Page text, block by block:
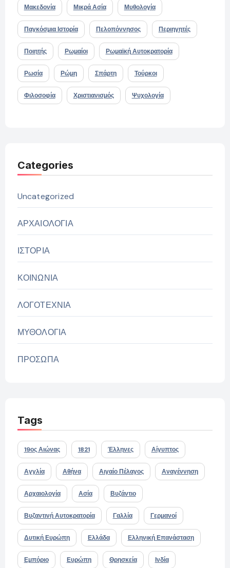
Μακεδονία Μικρά Ασία Μυθολογία
Παγκόσμια Ιστορία Πελοπόννησος Περιηγητές
Ποιητής Ρωμαίοι Ρωμαϊκή Αυτοκρατορία
Ρωσία Ρώμη Σπάρτη Τούρκοι
Φιλοσοφία Χριστιανισμός Ψυχολογία
Categories
Uncategorized
ΑΡΧΑΙΟΛΟΓΙΑ
ΙΣΤΟΡΙΑ
ΚΟΙΝΩΝΙΑ
ΛΟΓΟΤΕΧΝΙΑ
ΜΥΘΟΛΟΓΙΑ
ΠΡΟΣΩΠΑ
Tags
19ος Αιώνας 1821 Έλληνες Αίγυπτος
Αγγλία Αθήνα Αιγαίο Πέλαγος Αναγέννηση
Αρχαιολογία Ασία Βυζάντιο
Βυζαντινή Αυτοκρατορία Γαλλία Γερμανοί
Δυτική Ευρώπη Ελλάδα Ελληνική Επανάσταση
Εμπόριο Ευρώπη Θρησκεία Ινδία